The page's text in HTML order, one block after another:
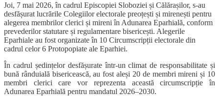
Joi, 7 mai 2026, în cadrul Episcopiei Sloboziei și Călărașilor, s-au
desfășurat lucrările Colegiilor electorale preoțești și mirenești pentru
alegerea membrilor clerici și mireni în Adunarea Eparhială, conform
prevederilor statutare și regulamentare bisericești. Alegerile
Eparhiale au fost organizate în 10 Circumscripții electorale din
cadrul celor 6 Protopopiate ale Eparhiei.
În cadrul ședințelor desfășurate într-un climat de responsabilitate și
bună rânduială bisericească, au fost aleși 20 de membri mireni și 10
membri clerici care vor reprezenta această circumscripție în
Adunarea Eparhială pentru mandatul 2026–2030.